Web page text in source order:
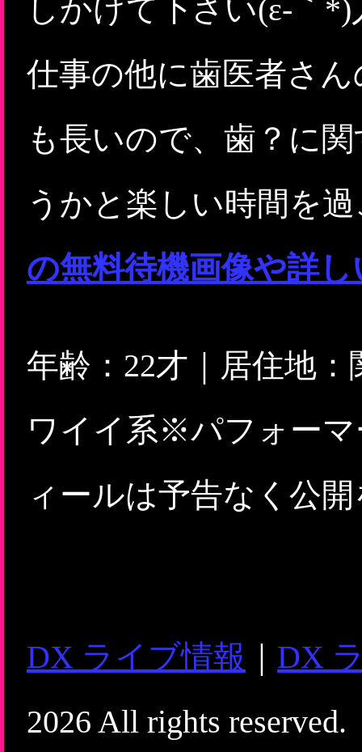
しかけて下さい(ε-｀
仕事の他に歯医者さ
も長いので、歯？に
うかと楽しい時間を
の無料待機画像や詳
年齢：22才｜居住地
ワイイ系※パフォー
ィールは予告なく公
DX ライブ情報
DX
2026 All rights reserved.